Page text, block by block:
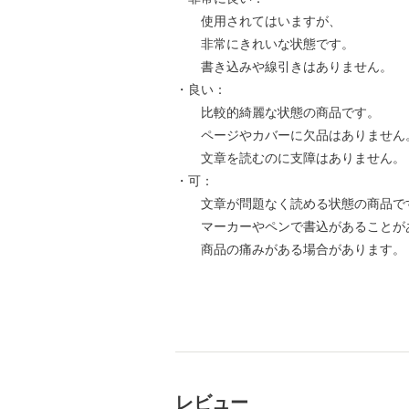
使用されてはいますが、
非常にきれいな状態です。
書き込みや線引きはありません。
・良い：
比較的綺麗な状態の商品です。
ページやカバーに欠品はありません
文章を読むのに支障はありません。
・可：
文章が問題なく読める状態の商品で
マーカーやペンで書込があることが
商品の痛みがある場合があります。
レビュー